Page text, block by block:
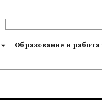
Образование и работа